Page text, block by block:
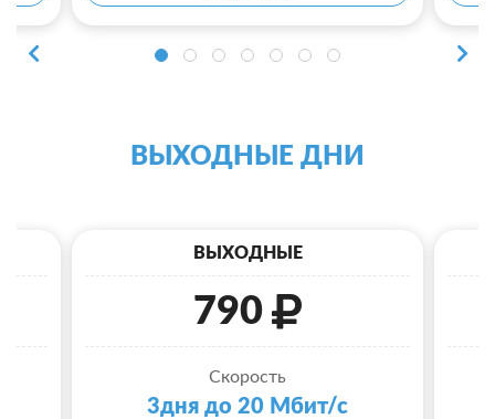
ВЫХОДНЫЕ ДНИ
ВЫХОДНЫЕ
790
Скорость
3дня до 20 Мбит/с